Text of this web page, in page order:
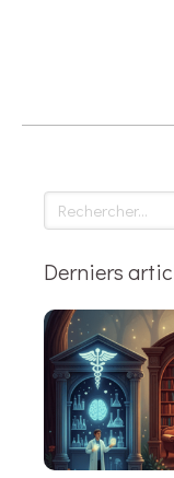
Rechercher
Derniers